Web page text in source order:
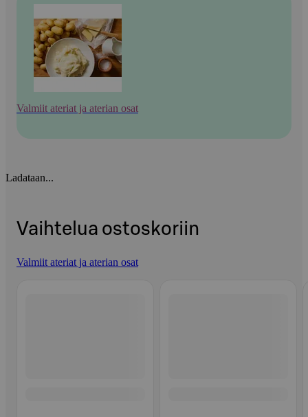
Valmiit ateriat ja aterian osat
Ladataan...
Vaihtelua ostoskoriin
Valmiit ateriat ja aterian osat